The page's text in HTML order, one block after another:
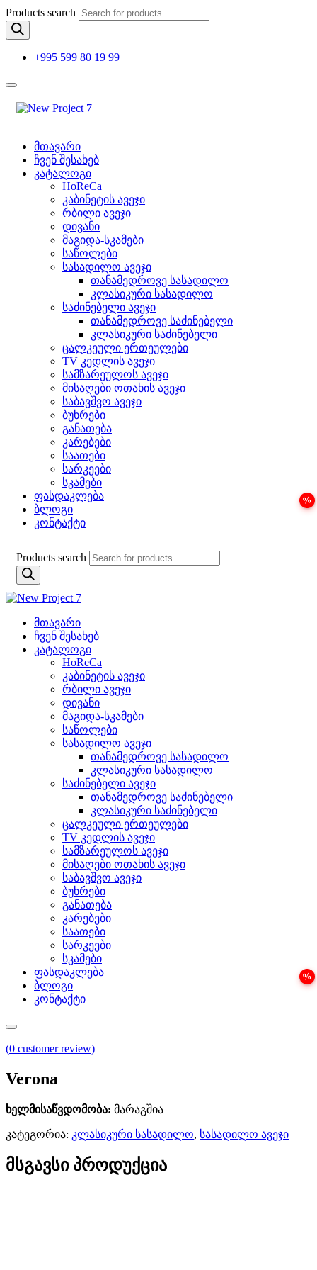
Products search
+995 599 80 19 99
მთავარი
ჩვენ შესახებ
კატალოგი
HoReCa
კაბინეტის ავეჯი
რბილი ავეჯი
დივანი
მაგიდა-სკამები
საწოლები
სასადილო ავეჯი
თანამედროვე სასადილო
კლასიკური სასადილო
საძინებელი ავეჯი
თანამედროვე საძინებელი
კლასიკური საძინებელი
ცალკეული ერთეულები
TV კედლის ავეჯი
სამზარეულოს ავეჯი
მისაღები ოთახის ავეჯი
საბავშვო ავეჯი
ბუხრები
განათება
კარებები
საათები
სარკეები
სკამები
ფასდაკლება
ბლოგი
კონტაქტი
Products search
მთავარი
ჩვენ შესახებ
კატალოგი
HoReCa
კაბინეტის ავეჯი
რბილი ავეჯი
დივანი
მაგიდა-სკამები
საწოლები
სასადილო ავეჯი
თანამედროვე სასადილო
კლასიკური სასადილო
საძინებელი ავეჯი
თანამედროვე საძინებელი
კლასიკური საძინებელი
ცალკეული ერთეულები
TV კედლის ავეჯი
სამზარეულოს ავეჯი
მისაღები ოთახის ავეჯი
საბავშვო ავეჯი
ბუხრები
განათება
კარებები
საათები
სარკეები
სკამები
ფასდაკლება
ბლოგი
კონტაქტი
(0 customer review)
Verona
ხელმისაწვდომობა: მარაგშია
კატეგორია: კლასიკური სასადილო, სასადილო ავეჯი
მსგავსი პროდუქცია